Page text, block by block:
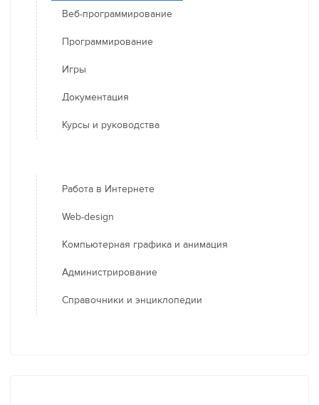
Веб-программирование
Программирование
Игры
Документация
Курсы и руководства
Работа в Интернете
Web-design
Компьютерная графика и анимация
Администрирование
Справочники и энциклопедии